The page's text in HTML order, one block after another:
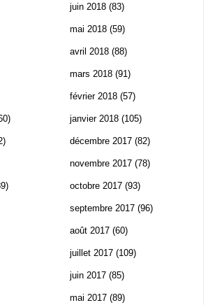
juin 2018 (83)
mai 2018 (59)
avril 2018 (88)
mars 2018 (91)
février 2018 (57)
janvier 2018 (105)
décembre 2017 (82)
novembre 2017 (78)
octobre 2017 (93)
septembre 2017 (96)
août 2017 (60)
juillet 2017 (109)
juin 2017 (85)
mai 2017 (89)